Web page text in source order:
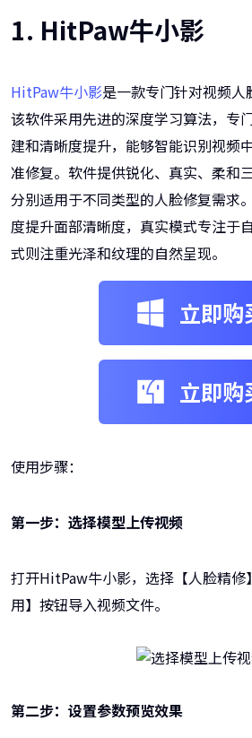
1. HitPaw牛小影
HitPaw牛小影是一款专门针对视频人
该软件采用先进的深度学习算法，专
建和清晰度提升，能够智能识别视频
准修复。软件提供锐化、真实、柔和
分别适用于不同类型的人脸修复需求
度提升面部清晰度，真实模式专注于
式则注重光泽和纹理的自然呈现。
立即购
立即购
使用步骤：
第一步：选择模型上传视频
打开HitPaw牛小影，选择【人脸精修
用】按钮导入视频文件。
第二步：设置参数预览效果